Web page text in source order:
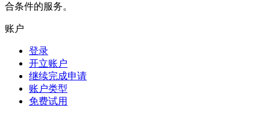
合条件的服务。
账户
登录
开立账户
继续完成申请
账户类型
免费试用